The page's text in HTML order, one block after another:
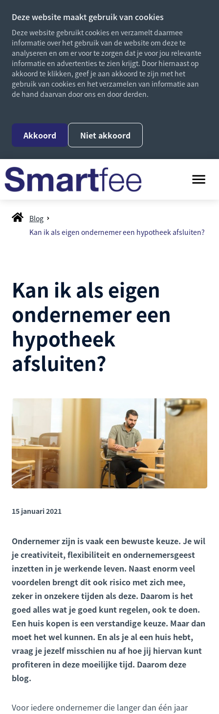
Deze website maakt gebruik van cookies
Deze website gebruikt cookies en verzamelt daarmee
informatie over het gebruik van de website om deze te
analyseren en om er voor te zorgen dat je voor jou relevante
informatie en advertenties te zien krijgt. Door hiernaast op
akkoord te klikken, geef je aan akkoord te zijn met het
gebruik van cookies en het verzamelen van informatie aan
de hand daarvan door ons en door derden.
Akkoord Niet akkoord
Blog
Kan ik als eigen ondernemer een hypotheek afsluiten?
Kan ik als eigen
ondernemer een
hypotheek
afsluiten?
15 januari 2021
Ondernemer zijn is vaak een bewuste keuze. Je wil
je creativiteit, flexibiliteit en ondernemersgeest
inzetten in je werkende leven. Naast enorm veel
voordelen brengt dit ook risico met zich mee,
zeker in onzekere tijden als deze. Daarom is het
goed alles wat je goed kunt regelen, ook te doen.
Een huis kopen is een verstandige keuze. Maar dan
moet het wel kunnen. En als je al een huis hebt,
vraag je jezelf misschien nu af hoe jij hiervan kunt
profiteren in deze moeilijke tijd. Daarom deze
blog.
Voor iedere ondernemer die langer dan één jaar